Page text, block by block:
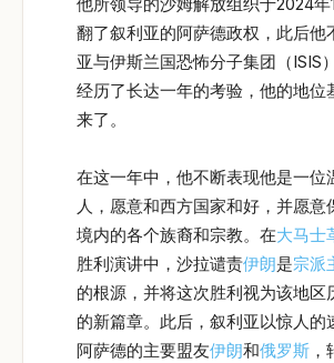
他所领导的沙姆解放组织于2024年
翻了叙利亚的阿萨德政权，此后他
亚与伊斯兰国恐怖分子集团（ISIS
经历了长达一年的考验，他的地位
来了。
在这一年中，他不断表现他是一位
人，愿意和西方国家和好，并愿意
境内的各个族裔和宗教。在大马士
胜利演讲中，沙拉谴责伊朗是宗派
的根源，并将这次胜利视为该地区
的新篇章。此后，叙利亚以惊人的
阿萨德的主要盟友伊朗和俄罗斯